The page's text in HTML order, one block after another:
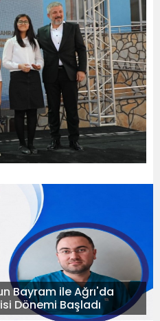
Bayram ile Ağrı'da
Dönemi Başladı